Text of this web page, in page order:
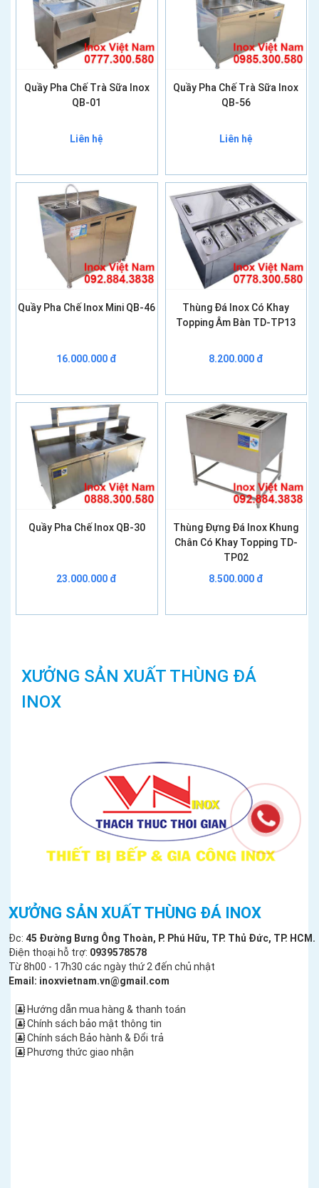
Quầy Pha Chế Trà Sữa Inox
QB-01
Liên hệ
Quầy Pha Chế Trà Sữa Inox
QB-56
Liên hệ
Quầy Pha Chế Inox Mini QB-46
16.000.000 đ
Thùng Đá Inox Có Khay
Topping Âm Bàn TD-TP13
8.200.000 đ
Quầy Pha Chế Inox QB-30
23.000.000 đ
Thùng Đựng Đá Inox Khung
Chân Có Khay Topping TD-
TP02
8.500.000 đ
XƯỞNG SẢN XUẤT THÙNG ĐÁ
INOX
XƯỞNG SẢN XUẤT THÙNG ĐÁ INOX
Đc: 45 Đường Bưng Ông Thoàn, P. Phú Hữu, TP. Thủ Đức, TP. HCM.
Điện thoại hỗ trợ: 0939578578
Từ 8h00 - 17h30 các ngày thứ 2 đến chủ nhật
Email: inoxvietnam.vn@gmail.com
Hướng dẫn mua hàng & thanh toán
Chính sách bảo mật thông tin
Chính sách Bảo hành & Đổi trả
Phương thức giao nhận